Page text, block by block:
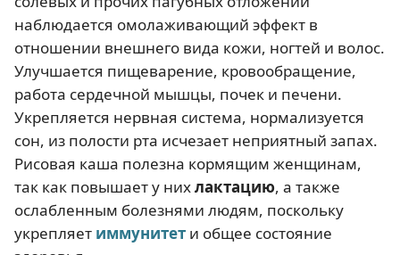
наблюдается омолаживающий эффект в
отношении внешнего вида кожи, ногтей и волос.
Улучшается пищеварение, кровообращение,
работа сердечной мышцы, почек и печени.
Укрепляется нервная система, нормализуется
сон, из полости рта исчезает неприятный запах.
Рисовая каша полезна кормящим женщинам,
так как повышает у нихлактацию, а также
ослабленным болезнями людям, поскольку
укрепляет иммунитет и общее состояние